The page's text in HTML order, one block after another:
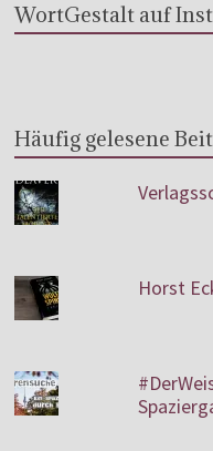
WortGestalt auf
Häufig gelesene
Horst